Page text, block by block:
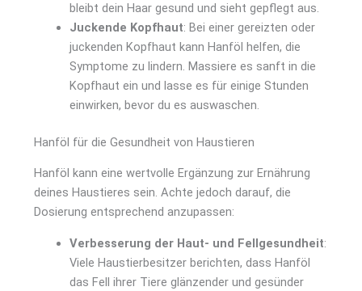
bleibt dein Haar gesund und sieht gepflegt aus.
Juckende Kopfhaut: Bei einer gereizten oder
juckenden Kopfhaut kann Hanföl helfen, die
Symptome zu lindern. Massiere es sanft in die
Kopfhaut ein und lasse es für einige Stunden
einwirken, bevor du es auswaschen.
Hanföl für die Gesundheit von Haustieren
Hanföl kann eine wertvolle Ergänzung zur Ernährung
deines Haustieres sein. Achte jedoch darauf, die
Dosierung entsprechend anzupassen:
Verbesserung der Haut- und Fellgesundheit:
Viele Haustierbesitzer berichten, dass Hanföl
das Fell ihrer Tiere glänzender und gesünder